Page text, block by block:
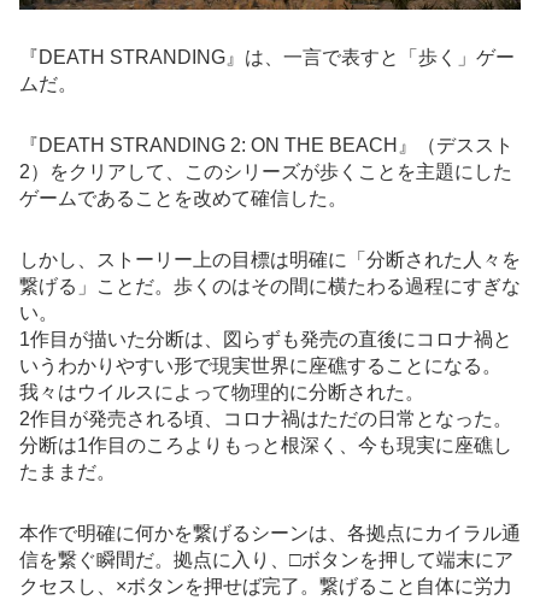
『DEATH STRANDING』は、一言で表すと「歩く」ゲー
ムだ。
『DEATH STRANDING 2: ON THE BEACH』（デススト
2）をクリアして、このシリーズが歩くことを主題にした
ゲームであることを改めて確信した。
しかし、ストーリー上の目標は明確に「分断された人々を
繋げる」ことだ。歩くのはその間に横たわる過程にすぎな
い。
1作目が描いた分断は、図らずも発売の直後にコロナ禍と
いうわかりやすい形で現実世界に座礁することになる。
我々はウイルスによって物理的に分断された。
2作目が発売される頃、コロナ禍はただの日常となった。
分断は1作目のころよりもっと根深く、今も現実に座礁し
たままだ。
本作で明確に何かを繋げるシーンは、各拠点にカイラル通
信を繋ぐ瞬間だ。拠点に入り、□ボタンを押して端末にア
クセスし、×ボタンを押せば完了。繋げること自体に労力